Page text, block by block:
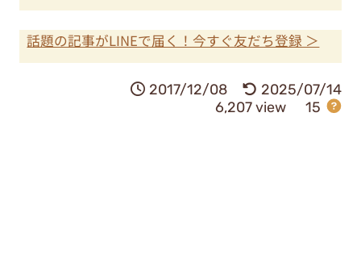
話題の記事がLINEで届く！今すぐ友だち登録 ＞
2017/12/08
2025/07/14
6,207 view
15